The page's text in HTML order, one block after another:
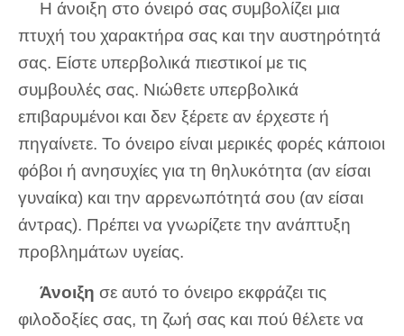
Η άνοιξη στο όνειρό σας συμβολίζει μια
πτυχή του χαρακτήρα σας και την αυστηρότητά
σας. Είστε υπερβολικά πιεστικοί με τις
συμβουλές σας. Νιώθετε υπερβολικά
επιβαρυμένοι και δεν ξέρετε αν έρχεστε ή
πηγαίνετε. Το όνειρο είναι μερικές φορές κάποιοι
φόβοι ή ανησυχίες για τη θηλυκότητα (αν είσαι
γυναίκα) και την αρρενωπότητά σου (αν είσαι
άντρας). Πρέπει να γνωρίζετε την ανάπτυξη
προβλημάτων υγείας.
Άνοιξη σε αυτό το όνειρο εκφράζει τις
φιλοδοξίες σας, τη ζωή σας και πού θέλετε να